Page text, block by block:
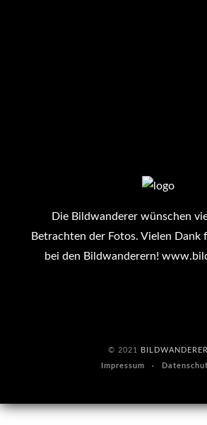
Die Bildwanderer wünschen
Betrachten der Fotos. Vielen Dank
bei den Bildwanderern!
© 2021
BILDWANDERER
Impressum